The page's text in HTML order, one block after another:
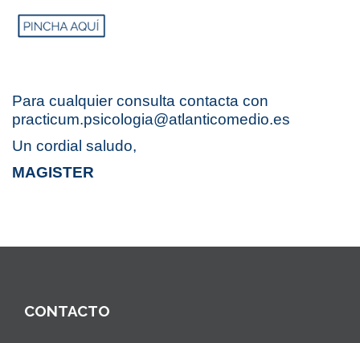
Para cualquier consulta contacta con
practicum.psicologia@atlanticomedio.es
Un cordial saludo,
MAGISTER
CONTACTO